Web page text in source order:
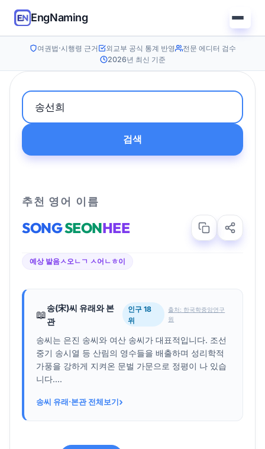
EngNaming
여권법·시행령 근거 외교부 공식 통계 반영
전문 에디터 검수
2026년 최신 기준
검색
추천 영어 이름
SONGSEONHEE
예상 발음ㅅ오ㄴㄱ ㅅ어ㄴㅎ이
📖
송(宋)씨 유래와 본
관
인구 18
위
출처: 한국학중앙연구
원
송씨는 은진 송씨와 여산 송씨가 대표적입니다. 조선
중기 송시열 등 산림의 영수들을 배출하며 성리학적
가풍을 강하게 지켜온 문벌 가문으로 정평이 나 있습
니다....
송씨 유래·본관 전체보기›